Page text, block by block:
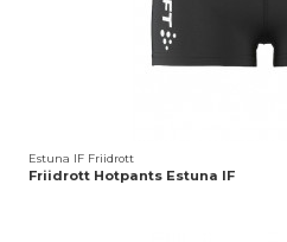
Estuna IF Friidrott
Friidrott Hotpants Estuna IF